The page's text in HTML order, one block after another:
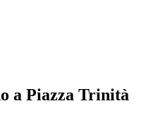
a Piazza Trinità